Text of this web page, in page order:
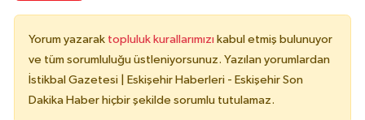
Yorum yazarak topluluk kurallarımızı kabul etmiş bulunuyor
ve tüm sorumluluğu üstleniyorsunuz. Yazılan yorumlardan
İstikbal Gazetesi | Eskişehir Haberleri - Eskişehir Son
Dakika Haber hiçbir şekilde sorumlu tutulamaz.